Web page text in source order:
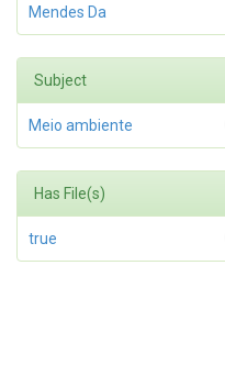
Mendes Da
Subject
Meio ambiente
Has File(s)
true